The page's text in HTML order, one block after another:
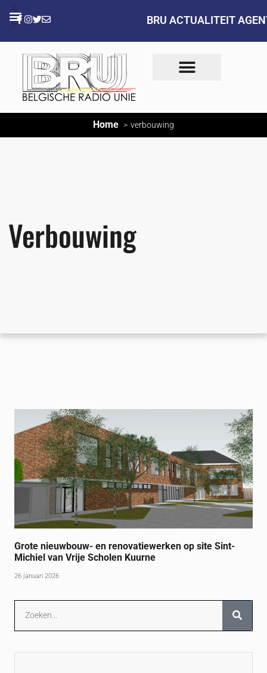
BRU ACTUALITEIT
Home verbouwing
Verbouwing
Grote nieuwbouw- en renovatiewerken op site Sint-
Michiel van Vrije Scholen Kuurne
26 januari 2026